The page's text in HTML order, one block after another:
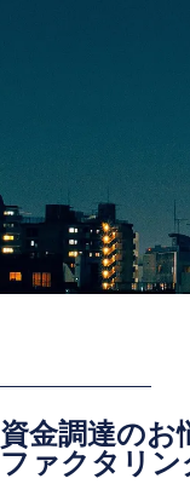
資金調達のお
ファクタリ